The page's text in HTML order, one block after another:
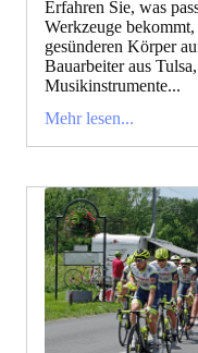
Erfahren Sie, was
Werkzeuge
gesünderen Körper
Bauarbeiter aus
Musikinstrumente...
Mehr lesen...